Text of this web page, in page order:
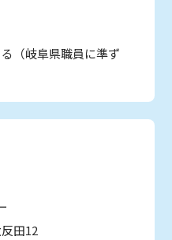
（岐阜県職員に準ず
田12